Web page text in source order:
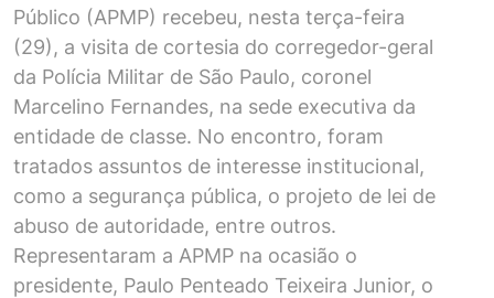
Público (APMP) recebeu, nesta terça-feira
(29), a visita de cortesia do corregedor-geral
da Polícia Militar de São Paulo, coronel
Marcelino Fernandes, na sede executiva da
entidade de classe. No encontro, foram
tratados assuntos de interesse institucional,
como a segurança pública, o projeto de lei de
abuso de autoridade, entre outros.
Representaram a APMP na ocasião o
presidente, Paulo Penteado Teixeira Junior, o